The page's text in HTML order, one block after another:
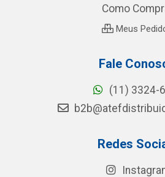
Como
Meus
Fale
(11) 3324-
Redes